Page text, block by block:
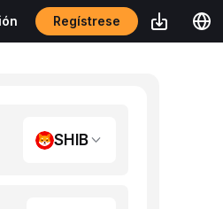
Regístrese
SHIB